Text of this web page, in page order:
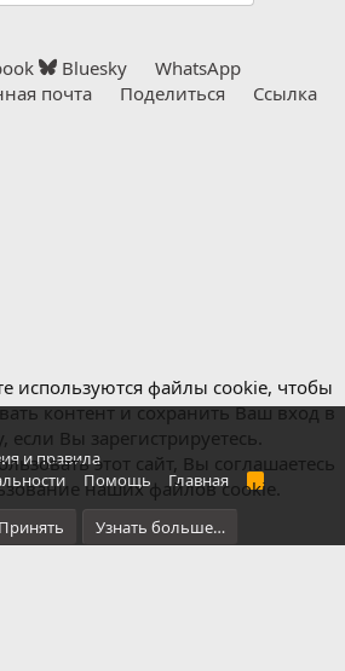
Bluesky
WhatsApp
почта Поделиться Ссылка
и правила
Помощь Главная
R
S
используются файлы cookie, чтобы
контент и сохранить Ваш вход в
если Вы зарегистрируетесь.
этот сайт, Вы соглашаетесь
наших файлов cookie.
Принять Узнать больше…